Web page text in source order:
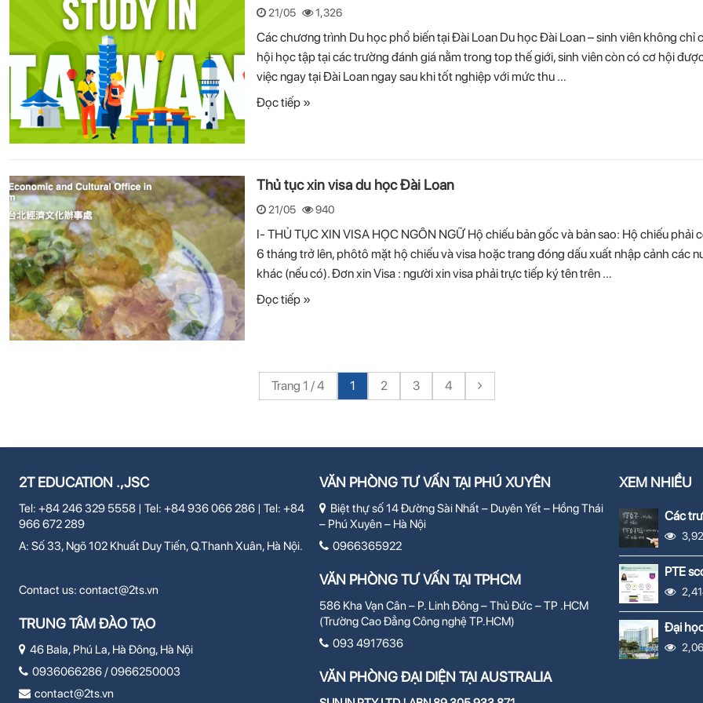
21/05 1,326
Các chương trình Du học phổ biến tại Đài Loan Du học Đài Loan – sinh viên không chỉ
hội học tập tại các trường đánh giá nằm trong top thế giới, sinh viên còn có cơ hội
việc ngay tại Đài Loan ngay sau khi tốt nghiệp với mức thu …
Đọc tiếp »
Thủ tục xin visa du học Đài Loan
21/05 940
I- THỦ TỤC XIN VISA HỌC NGÔN NGỮ Hộ chiếu bản gốc và bản sao: Hộ chiếu phải
6 tháng trở lên, phôtô mặt hộ chiếu và visa hoặc trang đóng dấu xuất nhập cảnh các
khác (nếu có). Đơn xin Visa : người xin visa phải trực tiếp ký tên trên …
Đọc tiếp »
Trang 1 / 4 1 2 3 4
2T EDUCATION .,JSC
Tel: +84 246 329 5558 | Tel: +84 936 066 286 | Tel: +84
966 672 289
A: Số 33, Ngõ 102 Khuất Duy Tiến, Q.Thanh Xuân, Hà Nội.
Contact us: contact@2ts.vn
TRUNG TÂM ĐÀO TẠO
46 Bala, Phú La, Hà Đông, Hà Nội
0936066286 / 0966250003
contact@2ts.vn
VĂN PHÒNG TƯ VẤN TẠI PHÚ XUYÊN
Biệt thự số 14 Đường Sài Nhất – Duyên Yết – Hồng Thái
– Phú Xuyên – Hà Nội
0966365922
VĂN PHÒNG TƯ VẤN TẠI TPHCM
586 Kha Vạn Cân – P. Linh Đông – Thủ Đức – TP .HCM
(Trường Cao Đẳng Công nghệ TP.HCM)
093 4917636
VĂN PHÒNG ĐẠI DIỆN TẠI AUSTRALIA
XEM NHIỀU
Các
Trung
PTE
Đại
학교